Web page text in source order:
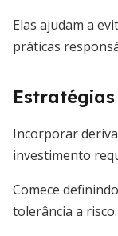
Elas ajudam a
práticas
Incorporar
investimento
Comece
tolerância a risco.